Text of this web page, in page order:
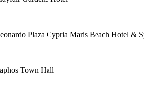
Plaza Cypria Maris Beach Hotel &
Town Hall